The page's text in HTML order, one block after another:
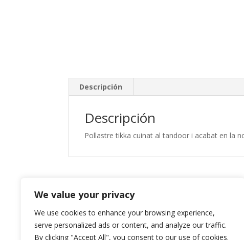
We value your privacy
We use cookies to enhance your browsing experience,
serve personalized ads or content, and analyze our traffic.
By clicking "Accept All", you consent to our use of cookies.
Descripción
Descripción
Pollastre tikka cuinat al tandoor i acabat en la
Productos relacionados
¡Oferta!
Murgh Korma
13,95€El
11,30€El